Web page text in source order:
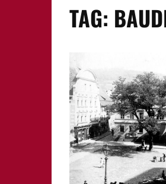
BAMBERG
LAUF A.D. PEGNITZ
NEUMARKT I.D.OPF.
NÜRNBERG
PEGNITZ
16.-18.
20.-
TAG: